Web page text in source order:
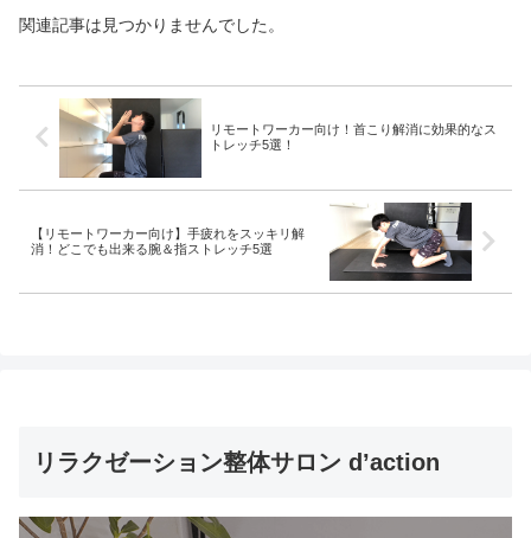
関連記事は見つかりませんでした。
リモートワーカー向け！首こり解消に効果的なス
トレッチ5選！
【リモートワーカー向け】手疲れをスッキリ解
消！どこでも出来る腕＆指ストレッチ5選
リラクゼーション整体サロン d’action